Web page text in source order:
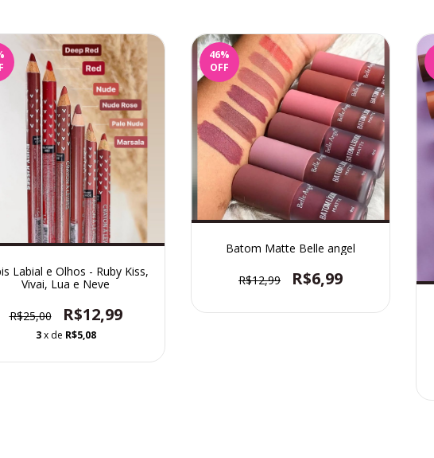
Labial e Olhos - Ruby Kiss,
Vivai, Lua e Neve
R$25,00 R$12,99
3 x de R$5,08
46%
OFF
Batom Matte Belle angel
R$12,99 R$6,99